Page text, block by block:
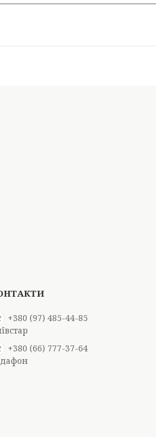
+380 (97) 485-44-85
+380 (66) 777-37-64